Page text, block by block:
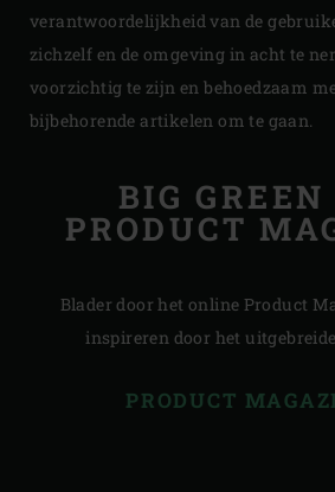
verantwoordelijkheid van de
zichzelf en de omgeving in acht te
voorzichtig te zijn en behoedzaam
bijbehorende artikelen om te gaan.
BIG GREEN
PRODUCT
Blader door het online Product
inspireren door het
PRODUCT